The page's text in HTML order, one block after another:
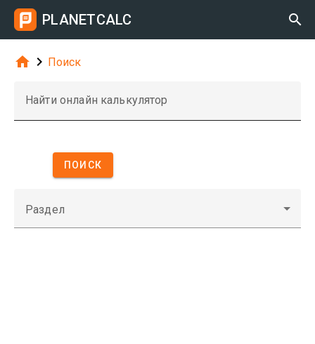
PLANETCALC 
  Поиск
Найти онлайн калькулятор
ПОИСК
Раздел